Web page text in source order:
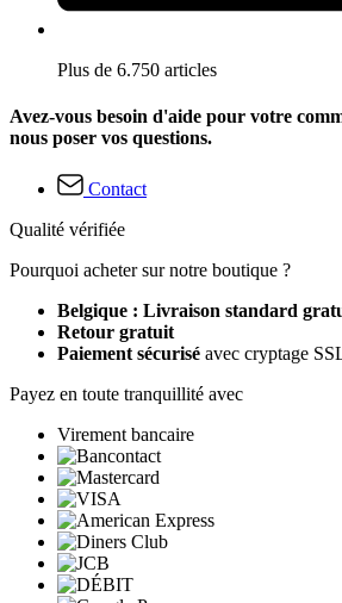
Plus de 6.750 articles
Avez-vous besoin d'aide pour votre
nous poser vos questions.
Contact
Qualité vérifiée
Pourquoi acheter sur notre boutique ?
Belgique : Livraison standard
Retour gratuit
Paiement sécurisé avec cryptage
Payez en toute tranquillité avec
Virement bancaire